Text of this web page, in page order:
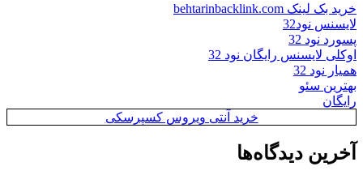
خرید بک لینک behtarinbacklink.com
لایسنس نود32
پسورد نود 32
اوکلی لایسنس رایگان نود 32
همیار نود 32
بهترین سئو
رایگان
خرید آنتی ویروس کسپرسکی
آخرین دیدگاه‌ها